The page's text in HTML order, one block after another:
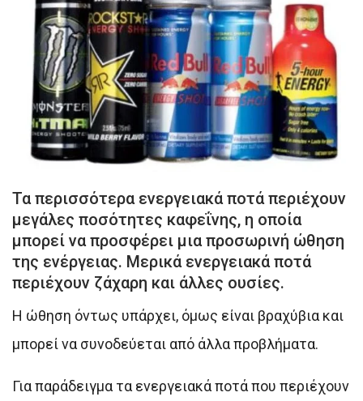
Τα περισσότερα ενεργειακά ποτά περιέχουν
μεγάλες ποσότητες καφεΐνης, η οποία
μπορεί να προσφέρει μια προσωρινή ώθηση
της ενέργειας. Μερικά ενεργειακά ποτά
περιέχουν ζάχαρη και άλλες ουσίες.
Η ώθηση όντως υπάρχει, όμως είναι βραχύβια και
μπορεί να συνοδεύεται από άλλα προβλήματα.
Για παράδειγμα τα ενεργειακά ποτά που περιέχουν